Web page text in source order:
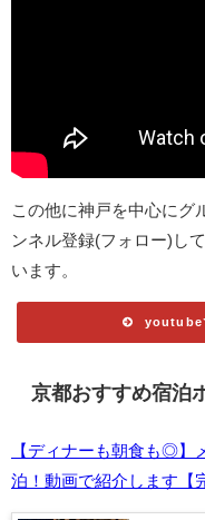
この他に神戸を中心にグ
ンネル登録(フォロー)し
います。
youtube
京都おすすめ宿泊
【ディナーも朝食も◎】
泊！動画で紹介します【